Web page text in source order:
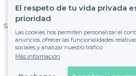
Gane muchos clientes entre el millón
Sin comisiones y sin compromiso,
de ver la
Registrar mi
El respeto de tu vida privada
prioridad
Las cookies nos permiten personalizar el
anuncios, ofrecer las funcionalidades
sociales y analizar nuestro tráfico.
Más información